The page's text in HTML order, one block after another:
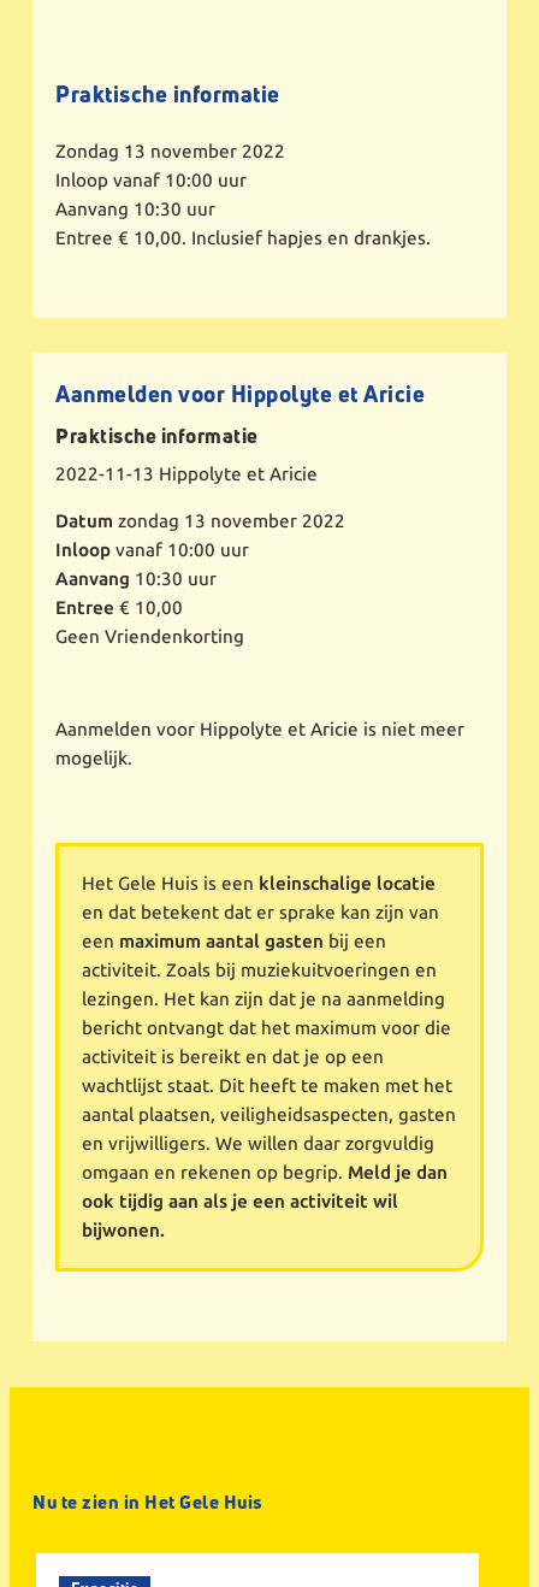
Praktische informatie
Zondag 13 november 2022
Inloop vanaf 10:00 uur
Aanvang 10:30 uur
Entree € 10,00. Inclusief hapjes en drankjes.
Aanmelden voor Hippolyte et Aricie
Praktische informatie
2022-11-13 Hippolyte et Aricie
Datum zondag 13 november 2022
Inloop vanaf 10:00 uur
Aanvang 10:30 uur
Entree € 10,00
Geen Vriendenkorting
Aanmelden voor Hippolyte et Aricie is niet meer
mogelijk.
Het Gele Huis is een kleinschalige locatie
en dat betekent dat er sprake kan zijn van
een maximum aantal gasten bij een
activiteit. Zoals bij muziekuitvoeringen en
lezingen. Het kan zijn dat je na aanmelding
bericht ontvangt dat het maximum voor die
activiteit is bereikt en dat je op een
wachtlijst staat. Dit heeft te maken met het
aantal plaatsen, veiligheidsaspecten, gasten
en vrijwilligers. We willen daar zorgvuldig
omgaan en rekenen op begrip. Meld je dan
ook tijdig aan als je een activiteit wil
bijwonen.
Nu te zien in Het Gele Huis